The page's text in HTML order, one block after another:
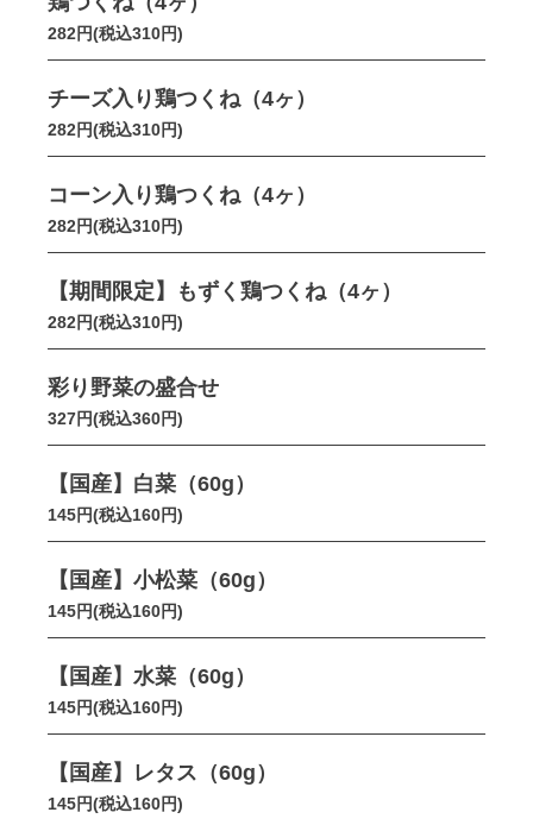
282円(税込310円)
チーズ入り鶏つくね（4ヶ）
282円(税込310円)
コーン入り鶏つくね（4ヶ）
282円(税込310円)
【期間限定】もずく鶏つくね（4ヶ）
282円(税込310円)
彩り野菜の盛合せ
327円(税込360円)
【国産】白菜（60g）
145円(税込160円)
【国産】小松菜（60g）
145円(税込160円)
【国産】水菜（60g）
145円(税込160円)
【国産】レタス（60g）
145円(税込160円)